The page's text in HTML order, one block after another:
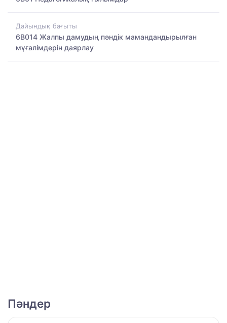
Дайындық бағыты
6B014 Жалпы дамудың пәндік мамандандырылған
мұғалімдерін даярлау
Пәндер